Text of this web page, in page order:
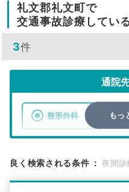
礼文郡礼文町で
交通事故診療してい
3件
通院
整形外科
検
もっ
良く検索される条件 ： 夜間診